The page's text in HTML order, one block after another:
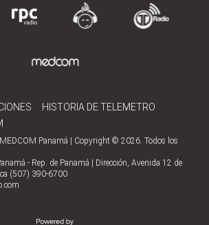
HISTORIA DE TELEMETRO
Panamá | Copyright © 2026. Todos los
- Rep. de Panamá | Dirección, Avenida 12 de
(507) 390-6700